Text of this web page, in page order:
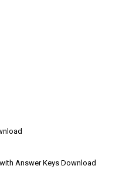
Answer Keys Download